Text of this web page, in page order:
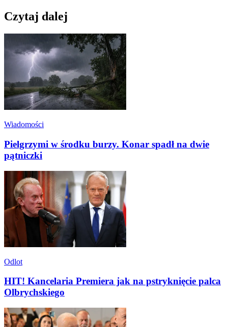
Czytaj dalej
Wiadomości
Pielgrzymi w środku burzy. Konar spadł na dwie
pątniczki
Odlot
HIT! Kancelaria Premiera jak na pstryknięcie palca
Olbrychskiego